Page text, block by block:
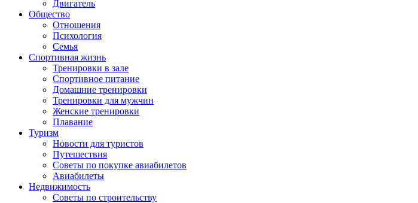
Двигатель
Общество
Отношения
Психология
Семья
Спортивная жизнь
Тренировки в зале
Спортивное питание
Домашние тренировки
Тренировки для мужчин
Женские тренировки
Плавание
Туризм
Новости для туристов
Путешествия
Советы по покупке авиабилетов
Авиабилеты
Недвижимость
Советы по строительству